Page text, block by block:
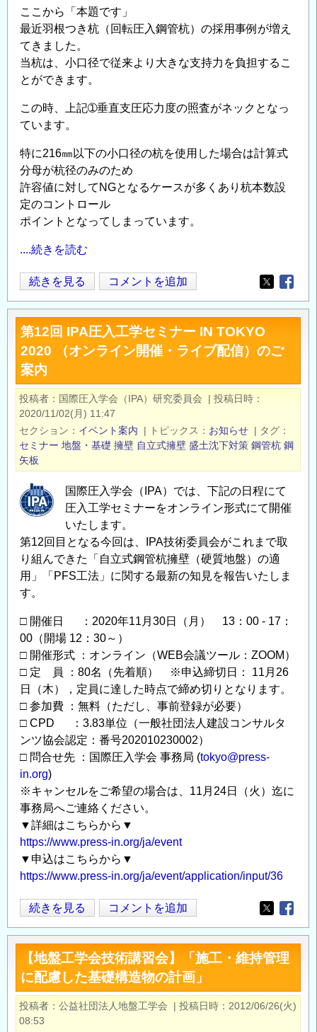
つ
い
て
の
ここから「本題です」
最近羽根つき杭（回転圧入鋼管杭）の採用事例が増え
てきました。
当杭は、小口径で従来より大きな支持力を負担するこ
とができます。
この時、上記➀垂直支圧応力度の照査がネックとなっ
ています。
特に216㎜以下の小口径の杭を使用した場合は計算式
分母が杭径のみのため
許容値に対してNGとなるケースが多くあり杭本数設
定のコントロール
ポイントとなってしまっています。
....続きを読む
杭
頭
接
合
部
に
つ
い
の
続きを見る コメントを追加
Opens in
第12回 IPA圧入工学セミナー IN TOKYO
2020 （オンライン開催・ライブ配信）のご
案内
投稿者 国際圧入学会（IPA）研究委員会 | 投稿日時
2020/11/02(月) 11:47
セクション
イベント案内 | トピックス お知らせ | タグ
セミナー 地盤・基礎 擁壁 自立式擁壁 盛土沈下対策 鋼管杭 鋼
矢板
国際圧入学会（IPA）では、下記の日程にて
圧入工学セミナーをオンライン形式にて開催
いたします。
第12回目となる今回は、IPA技術委員会がこれまで取
り組んできた「自立式鋼管杭擁壁（硬質地盤）の適
用」「PFS工法」に関する最新の知見を報告いたしま
す。
□ 開催日 ：2020年11月30日（月） 13：00 - 17：
00（開場 12：30～）
□ 開催形式 ：オンライン（WEB会議ツール：ZOOM）
□ 定 員 ：80名（先着順） ※申込締切日： 11月26
日（木），定員に達した時点で締め切りとなります。
□ 参加費 ：無料（ただし、事前登録が必要）
□ CPD ：3.83単位（一般社団法人建設コンサルタ
ンツ協会認定：番号202010230002）
□ 問合せ先 ：国際圧入学会 事務局 (tokyo@press-
in.org)
※キャンセルをご希望の場合は、11月24日（火）迄に
事務局へご連絡ください。
▼詳細はこちらから▼
https://www.press-in.org/ja/event
▼申込はこちらから▼
https://www.press-in.org/ja/event/application/input/36
第
12
回
IPA
圧
入
工
続きを見る コメントを追加
Opens in
【地盤工学会技術講習会】「施工・維持管理
に配慮した基礎構造物の計画」
投稿者 公益社団法人地盤工学会 | 投稿日時
2012/06/26(火)
08:53